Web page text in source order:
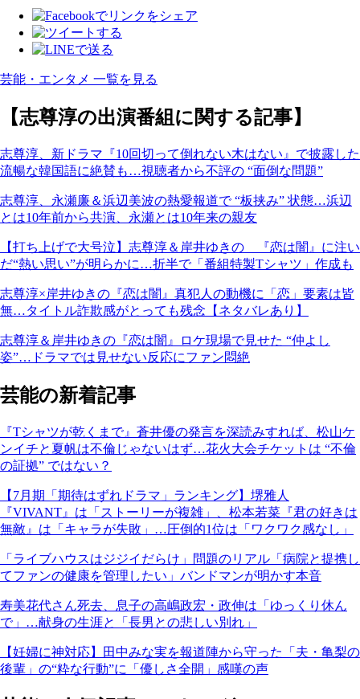
芸能・エンタメ 一覧を見る
【志尊淳の出演番組に関する記事】
志尊淳、新ドラマ『10回切って倒れない木はない』で披露した
流暢な韓国語に絶賛も…視聴者から不評の “面倒な問題”
志尊淳、永瀬廉＆浜辺美波の熱愛報道で “板挟み” 状態…浜辺
とは10年前から共演、永瀬とは10年来の親友
【打ち上げで大号泣】志尊淳＆岸井ゆきの 『恋は闇』に注い
だ“熱い思い”が明らかに…折半で「番組特製Tシャツ」作成も
志尊淳×岸井ゆきの『恋は闇』真犯人の動機に「恋」要素は皆
無…タイトル詐欺感がとっても残念【ネタバレあり】
志尊淳＆岸井ゆきの『恋は闇』ロケ現場で見せた “仲よし
姿”…ドラマでは見せない反応にファン悶絶
芸能の新着記事
『Tシャツが乾くまで』蒼井優の発言を深読みすれば、松山ケ
ンイチと夏帆は不倫じゃないはず…花火大会チケットは “不倫
の証拠” ではない？
【7月期「期待はずれドラマ」ランキング】堺雅人
『VIVANT』は「ストーリーが複雑」、松本若菜『君の好きは
無敵』は「キャラが失敗」…圧倒的1位は「ワクワク感なし」
「ライブハウスはジジイだらけ」問題のリアル「病院と提携し
てファンの健康を管理したい」バンドマンが明かす本音
寿美花代さん死去、息子の高嶋政宏・政伸は「ゆっくり休ん
で」…献身の生涯と「長男との悲しい別れ」
【妊婦に神対応】田中みな実を報道陣から守った「夫・亀梨の
後輩」の“粋な行動”に「優しさ全開」感嘆の声